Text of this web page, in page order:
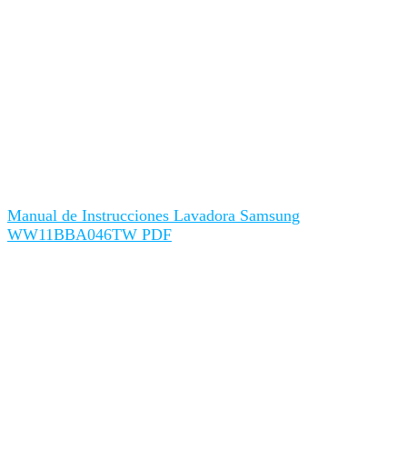
Manual de Instrucciones Lavadora Samsung
WW11BBA046TW PDF